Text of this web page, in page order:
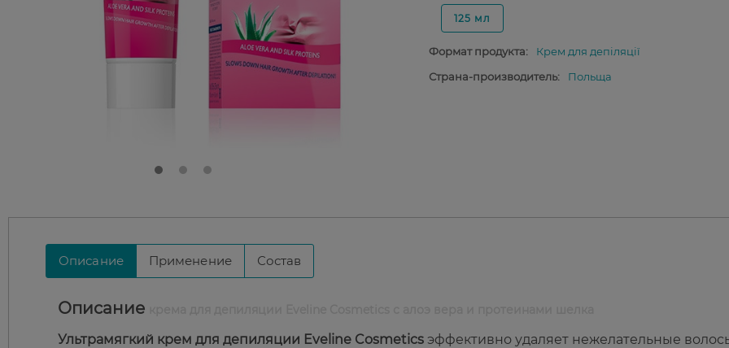
125 мл
Формат продукта:
Крем для депіляції
Страна-производитель:
Польща
Описание Применение Состав
Описание
Ультрамягкий крем для депиляции Eveline Cosmetics эффективно удаляет нежелательные